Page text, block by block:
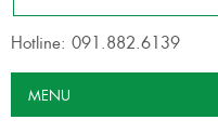
Hotline: 091.882.6139
MENU